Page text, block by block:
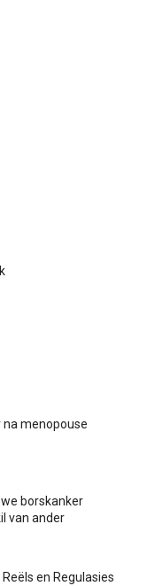
na menopouse
borskanker
van ander
en Regulasies